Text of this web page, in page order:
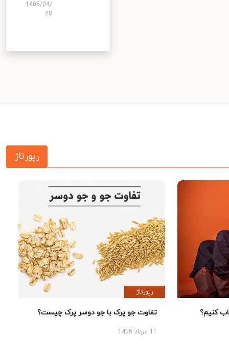
1405/04/
28
رپورتاژ
کنیم؟
رپورتاژ
تفاوت جو پرک با جو دوسر پرک چیست؟